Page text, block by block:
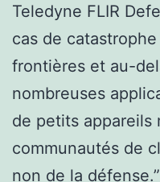
Teledyne FLIR
cas de
frontières et au-
nombreuses
de petits appareils
communautés de
non de la défense.”